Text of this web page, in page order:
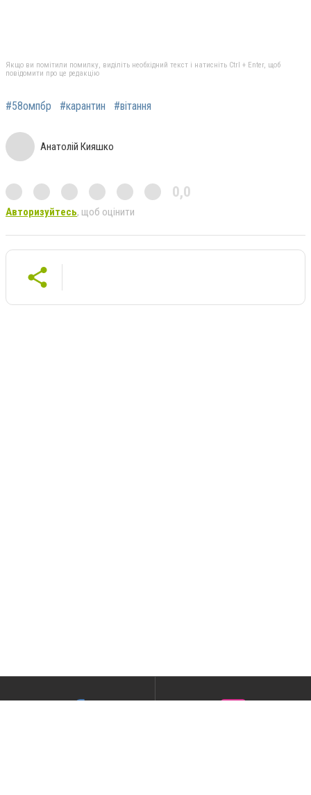
Якщо ви помітили помилку, виділіть необхідний текст і натисніть Ctrl + Enter, щоб
повідомити про це редакцію
#58омпбр #карантин #вітання
Анатолій Кияшко
0,0
Авторизуйтесь, щоб оцінити